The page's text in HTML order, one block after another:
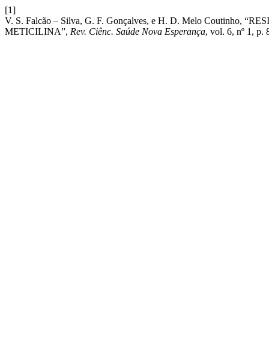
[1]
V. S. Falcão – Silva, G. F. Gonçalves, e H. D. Melo Coutinho,
METICILINA”, Rev. Ciênc. Saúde Nova Esperança, vol. 6, nº 1, p.